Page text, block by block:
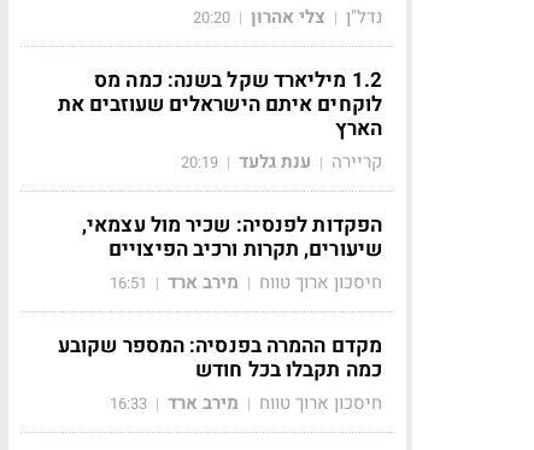
נדל"ן | צלי אהרון |
20:20
1.2 מיליארד שקל בשנה: כמה מס
לוקחים איתם הישראלים שעוזבים את
הארץ
קריירה | ענת גלעד |
20:19
הפקדות לפנסיה: שכיר מול עצמאי,
שיעורים, תקרות ורכיב הפיצויים
חיסכון ארוך טווח | מירב ארד |
16:51
מקדם ההמרה בפנסיה: המספר שקובע
כמה תקבלו בכל חודש
חיסכון ארוך טווח | מירב ארד |
16:33